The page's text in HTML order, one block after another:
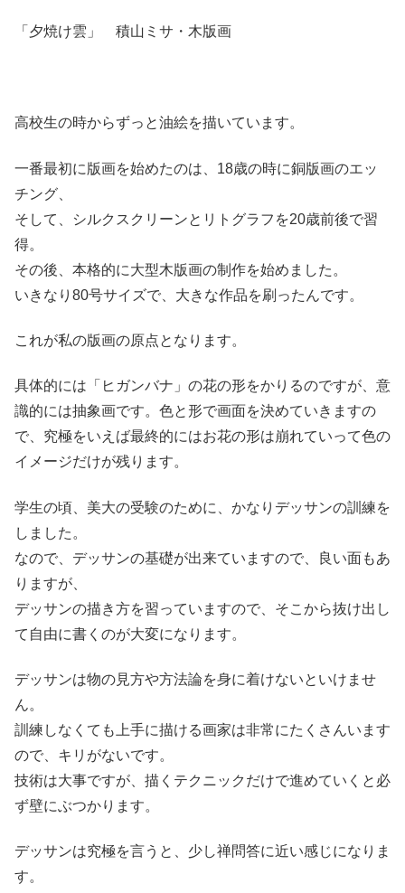
「夕焼け雲」 積山ミサ・木版画
高校生の時からずっと油絵を描いています。
一番最初に版画を始めたのは、18歳の時に銅版画のエッ
チング、
そして、シルクスクリーンとリトグラフを20歳前後で習
得。
その後、本格的に大型木版画の制作を始めました。
いきなり80号サイズで、大きな作品を刷ったんです。
これが私の版画の原点となります。
具体的には「ヒガンバナ」の花の形をかりるのですが、意
識的には抽象画です。色と形で画面を決めていきますの
で、究極をいえば最終的にはお花の形は崩れていって色の
イメージだけが残ります。
学生の頃、美大の受験のために、かなりデッサンの訓練を
しました。
なので、デッサンの基礎が出来ていますので、良い面もあ
りますが、
デッサンの描き方を習っていますので、そこから抜け出し
て自由に書くのが大変になります。
デッサンは物の見方や方法論を身に着けないといけませ
ん。
訓練しなくても上手に描ける画家は非常にたくさんいます
ので、キリがないです。
技術は大事ですが、描くテクニックだけで進めていくと必
ず壁にぶつかります。
デッサンは究極を言うと、少し禅問答に近い感じになりま
す。